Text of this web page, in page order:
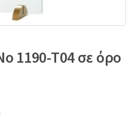
1190-T04 σε όρο
Current